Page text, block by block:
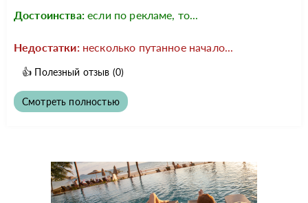
Достоинства: если по рекламе, то...
Недостатки: несколько путанное начало...
👍 Полезный отзыв (0)
Смотреть полностью